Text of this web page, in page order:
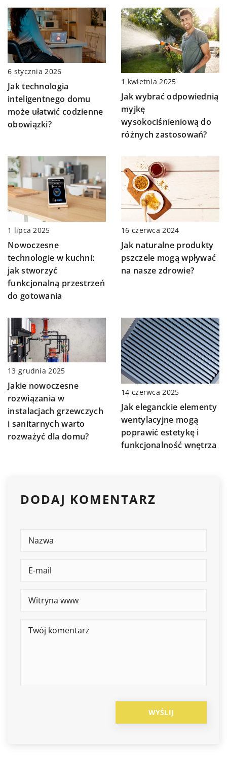
6 stycznia 2026
Jak technologia
inteligentnego domu
może ułatwić codzienne
obowiązki?
1 kwietnia 2025
Jak wybrać odpowiednią
myjkę
wysokociśnieniową do
różnych zastosowań?
1 lipca 2025
Nowoczesne
technologie w kuchni:
jak stworzyć
funkcjonalną przestrzeń
do gotowania
16 czerwca 2024
Jak naturalne produkty
pszczele mogą wpływać
na nasze zdrowie?
13 grudnia 2025
Jakie nowoczesne
rozwiązania w
instalacjach grzewczych
i sanitarnych warto
rozważyć dla domu?
14 czerwca 2025
Jak eleganckie elementy
wentylacyjne mogą
poprawić estetykę i
funkcjonalność wnętrza
DODAJ KOMENTARZ